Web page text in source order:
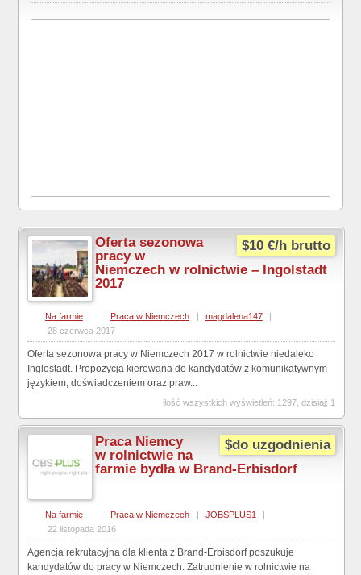
$10 €/h brutto
Oferta sezonowa
pracy w
Niemczech w rolnictwie – Ingolstadt
2017
Na farmie Praca w Niemczech | magdalena147
|
28 czerwca 2017
Oferta sezonowa pracy w Niemczech 2017 w rolnictwie niedaleko
Inglostadt. Propozycja kierowana do kandydatów z komunikatywnym
językiem, doświadczeniem oraz praw...
ilość wszystkich wyświetleń: 1297, dzisiaj: 1
$do uzgodnienia
Praca Niemcy
w rolnictwie na
farmie bydła w Brand-Erbisdorf
Na farmie , Praca w Niemczech JOBSPLUS1
22 listopada 2016
Agencja rekrutacyjna dla klienta z Brand-Erbisdorf poszukuje
kandydatów do pracy w Niemczech. Zatrudnienie w rolnictwie na